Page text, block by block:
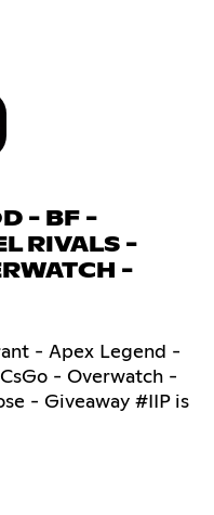
- BF -
RIVALS -
-
- Apex Legend -
- Overwatch -
- Giveaway #IIP is